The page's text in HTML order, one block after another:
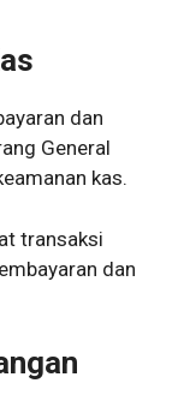
dan
General
kas.
transaksi
dan